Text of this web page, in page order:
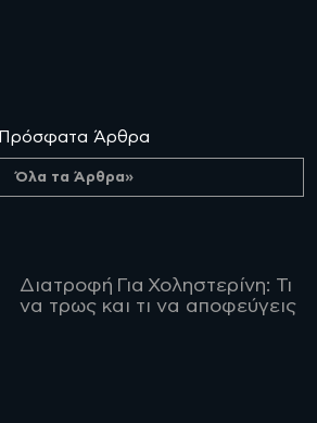
Πρόσφατα Άρθρα
Όλα τα Άρθρα»
Διατροφή Για Χοληστερίνη: Τι
να τρως και τι να αποφεύγεις